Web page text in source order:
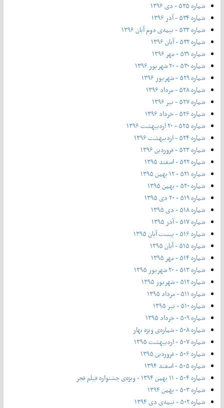
شماره ۵۳۵ - دی ۱۳۹۶
شماره ۵۳۴ - آذر ۱۳۹۶
شماره ۵۳۳ - نیمه‌ی دوم آبان ۱۳۹۶
شماره ۵۳۲ - آبان ۱۳۹۶
شماره ۵۳۱ - مهر ۱۳۹۶
شماره ۵۳۰ - ۲۰ شهریور ۱۳۹۶
شماره ۵۲۹ - شهریور ۱۳۹۶
شماره ۵۲۸ - مرداد ۱۳۹۶
شماره ۵۲۷ - تیر ۱۳۹۶
شماره ۵۲۶ - خرداد ۱۳۹۶
شماره ۵۲۵ - ۲۰ اردیبهشت ۱۳۹۶
شماره ۵۲۴ - اردیبهشت ۱۳۹۶
شماره ۵۲۳ - فروردین ۱۳۹۶
شماره ۵۲۲ - اسفند ۱۳۹۵
شماره ۵۲۱ - ۱۲ بهمن ۱۳۹۵
شماره ۵۲۰ - بهمن ۱۳۹۵
شماره ۵۱۹ - ۲۰ دی ۱۳۹۵
شماره ۵۱۸ - دی ۱۳۹۵
شماره ۵۱۷ - آذر ۱۳۹۵
شماره ۵۱۶ - بیست آبان ۱۳۹۵
شماره ۵۱۵ - آبان ۱۳۹۵
شماره ۵۱۴ - مهر ۱۳۹۵
شماره ۵۱۳ - ۲۰ شهریور ۱۳۹۵
شماره ۵۱۲ - شهریور ۱۳۹۵
شماره ۵۱۱ - مرداد ۱۳۹۵
شماره ۵۱۰ - تیر ۱۳۹۵
شماره ۵۰۹ - خرداد ۱۳۹۵
شماره ۵۰۸ - شماره‌ی ویژه بهار
شماره ۵۰۷ - اردیبهشت ۱۳۹۵
شماره ۵۰۶ - فروردین ۱۳۹۵
شماره ۵۰۵ - اسفند ۱۳۹۴
شماره ۵۰۴ - ۱۱ بهمن ۱۳۹۴ - ویژه‌ی جشنواره فیلم فجر
شماره ۵۰۳ - بهمن ۱۳۹۴
شماره ۵۰۲ - نیمه‌ی دی ۱۳۹۴